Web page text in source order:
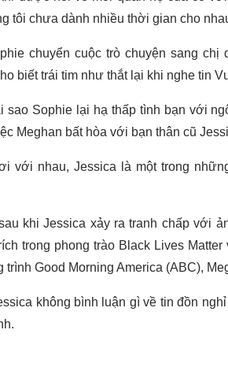
tôi chưa dành nhiều thời gian cho
chuyển cuộc trò chuyện sang
biết trái tim như thắt lại khi nghe tin
sao Sophie lại hạ thấp tình bạn với
Meghan bất hòa với bạn thân cũ
với nhau, Jessica là một trong
khi Jessica xảy ra tranh chấp với
trong phong trào Black Lives
trình Good Morning America (ABC),
không bình luận gì về tin đồn